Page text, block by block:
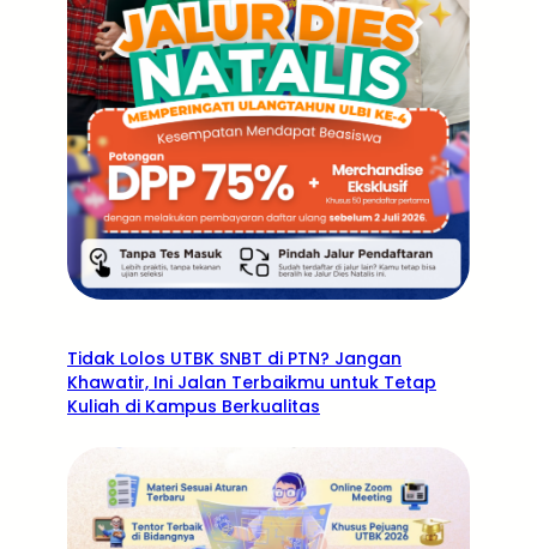
Tidak Lolos UTBK SNBT di PTN? Jangan
Khawatir, Ini Jalan Terbaikmu untuk Tetap
Kuliah di Kampus Berkualitas